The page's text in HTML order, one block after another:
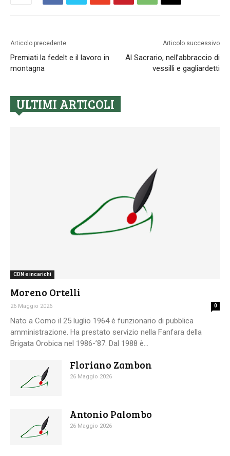
Articolo precedente
Premiati la fedelt e il lavoro in
montagna
Articolo successivo
Al Sacrario, nell’abbraccio di
vessilli e gagliardetti
ULTIMI ARTICOLI
CDN e incarichi
Moreno Ortelli
26 Maggio 2026 0
Nato a Como il 25 luglio 1964 è funzionario di pubblica
amministrazione. Ha prestato servizio nella Fanfara della
Brigata Orobica nel 1986-’87. Dal 1988 è...
Floriano Zambon
26 Maggio 2026
Antonio Palombo
26 Maggio 2026